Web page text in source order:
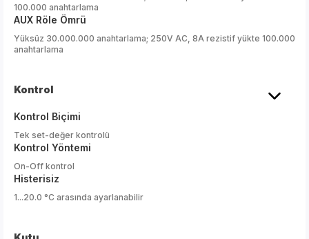
100.000 anahtarlama
AUX Röle Ömrü
Yüksüz 30.000.000 anahtarlama; 250V AC, 8A rezistif yükte 100.000
anahtarlama
Kontrol
Kontrol Biçimi
Tek set-değer kontrolü
Kontrol Yöntemi
On-Off kontrol
Histerisiz
1...20.0 °C arasında ayarlanabilir